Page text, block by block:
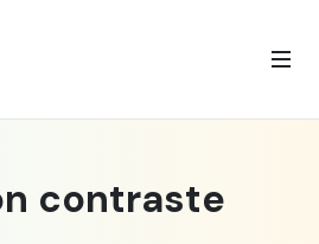
contraste